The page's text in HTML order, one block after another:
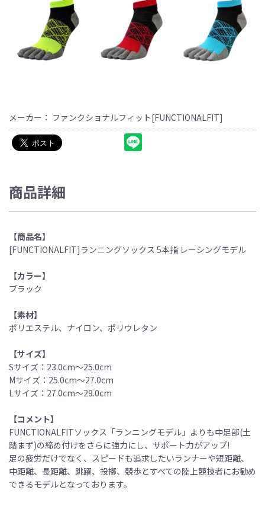
メーカー： ファンクショナルフィット[FUNCTIONALFIT]
商品詳細
【商品名】
[FUNCTIONALFIT]ランニングソックス 5本指 レーシングモデル
【カラー】
ブラック
【素材】
ポリエステル、ナイロン、ポリウレタン
【サイズ】
Sサイズ：23.0cm〜25.0cm
Mサイズ：25.0cm〜27.0cm
Lサイズ：27.0cm〜29.0cm
【コメント】
FUNCTIONALFITソックス「ランニングモデル」よりも中足部(土
踏まず)の締め付けをさらに強力にし、サポート力がアップ!
足の疲労だけでなく、スピードも追求したいランナーや短距離、
中距離、長距離、跳躍、投擲、競歩とすべての陸上競技者にお勧め
できるモデルとなっております。